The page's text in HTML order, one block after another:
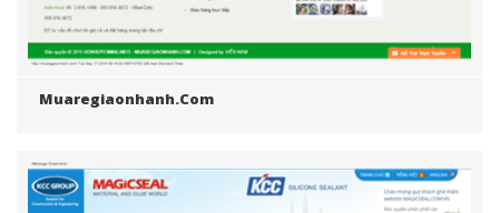
Muaregiaonhanh.com